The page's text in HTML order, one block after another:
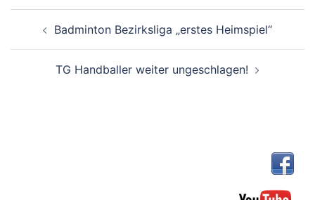
Badminton Bezirksliga „erstes Heimspiel“
TG Handballer weiter ungeschlagen!